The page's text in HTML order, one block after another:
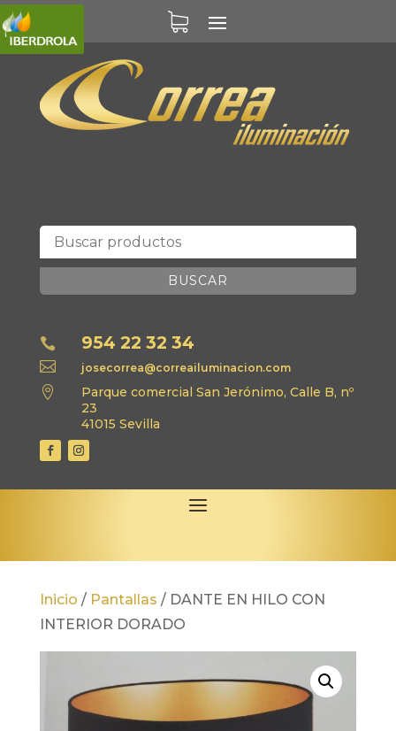
BUSCAR
 954 22 32 34
 josecorrea@correailuminacion.com

Parque comercial San Jerónimo, Calle B, nº
23
41015 Sevilla
Inicio / Pantallas / DANTE EN HILO CON
INTERIOR DORADO